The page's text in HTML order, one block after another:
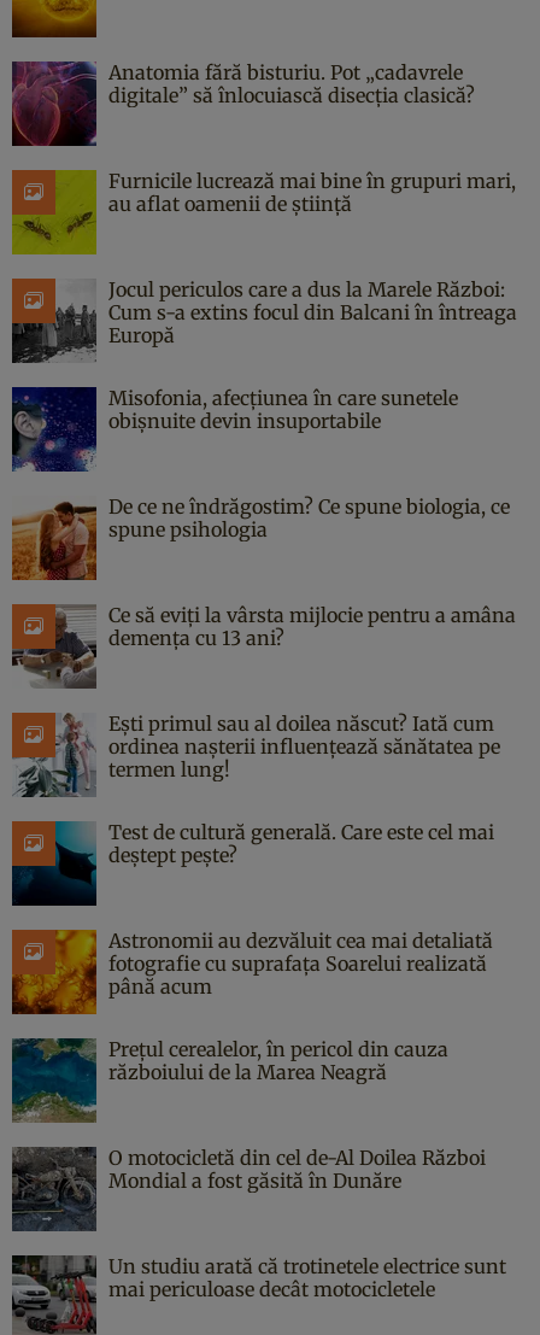
Anatomia fără bisturiu. Pot „cadavrele
digitale” să înlocuiască disecția clasică?
Furnicile lucrează mai bine în grupuri mari,
au aflat oamenii de știință
Jocul periculos care a dus la Marele Război:
Cum s-a extins focul din Balcani în întreaga
Europă
Misofonia, afecțiunea în care sunetele
obișnuite devin insuportabile
De ce ne îndrăgostim? Ce spune biologia, ce
spune psihologia
Ce să eviți la vârsta mijlocie pentru a amâna
demența cu 13 ani?
Ești primul sau al doilea născut? Iată cum
ordinea nașterii influențează sănătatea pe
termen lung!
Test de cultură generală. Care este cel mai
deștept pește?
Astronomii au dezvăluit cea mai detaliată
fotografie cu suprafața Soarelui realizată
până acum
Prețul cerealelor, în pericol din cauza
războiului de la Marea Neagră
O motocicletă din cel de-Al Doilea Război
Mondial a fost găsită în Dunăre
Un studiu arată că trotinetele electrice sunt
mai periculoase decât motocicletele